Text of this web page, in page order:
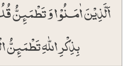
اَلَّذِیۡنَ اٰمَنُوۡا وَ تَطۡمَئِنُّ
بِذِکۡرِ اللّٰہِ تَطۡمَئِنُّ